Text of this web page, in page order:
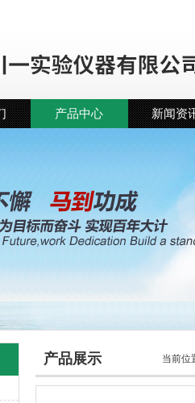
产品中心 新闻资
产品展示 当前位